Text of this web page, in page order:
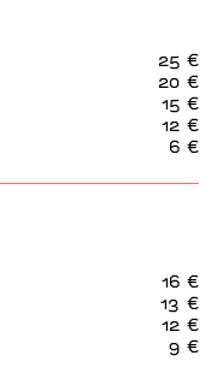
25 €
20 €
15 €
12 €
6 €
16 €
13 €
12 €
9 €